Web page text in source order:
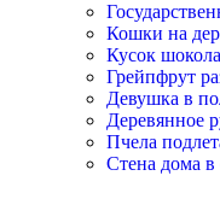
Кошки на
Кусок
Грейпфрут
Девушка в
Деревянное
Пчела
Стена дома в